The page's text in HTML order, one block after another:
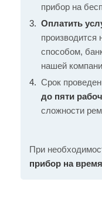
прибор на
Оплатить
способом,
нашей
Срок
до пяти
сложности
При
прибор на